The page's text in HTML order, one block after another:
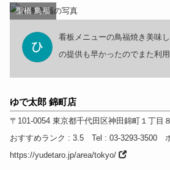
聖橋 鳥福
看板メニューの鳥福焼き美味
の提供も早かったのでまた利用
ゆで太郎 錦町店
〒101-0054 東京都千代田区神田錦町１丁目
おすすめランク : 3.5 Tel : 03-3293-3500
https://yudetaro.jp/area/tokyo/